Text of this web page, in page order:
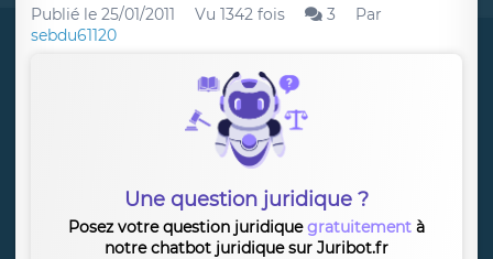
Publié le 25/01/2011 Vu 1342 fois 3
Par
sebdu61120
Une question juridique ?
Posez votre question juridiquegratuitement à
notre chatbot juridique sur Juribot.fr